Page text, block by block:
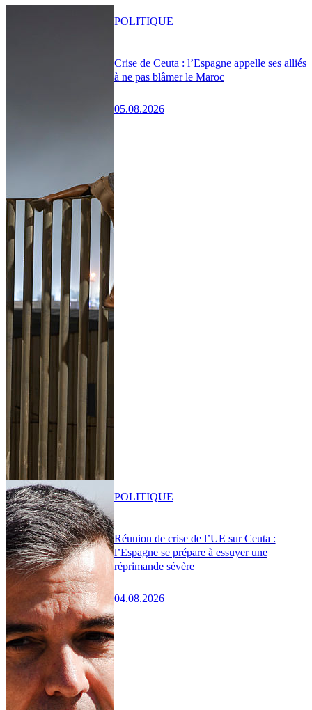
Crise de Ceuta : l’Espagne appelle ses alliés
à ne pas blâmer le Maroc
05.08.2026
POLITIQUE
Réunion de crise de l’UE sur Ceuta :
l’Espagne se prépare à essuyer une
réprimande sévère
04.08.2026
POLITIQUE